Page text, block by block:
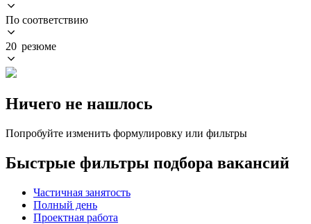
По соответствию
20 резюме
Ничего не нашлось
Попробуйте изменить формулировку или фильтры
Быстрые фильтры подбора вакансий
Частичная занятость
Полный день
Проектная работа